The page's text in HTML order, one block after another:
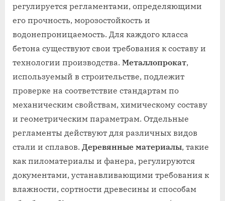
регулируется регламентами, определяющими
его прочность, морозостойкость и
водонепроницаемость. Для каждого класса
бетона существуют свои требования к составу и
технологии производства. Металлопрокат,
используемый в строительстве, подлежит
проверке на соответствие стандартам по
механическим свойствам, химическому составу
и геометрическим параметрам. Отдельные
регламенты действуют для различных видов
стали и сплавов. Деревянные материалы, такие
как пиломатериалы и фанера, регулируются
документами, устанавливающими требования к
влажности, сортности древесины и способам